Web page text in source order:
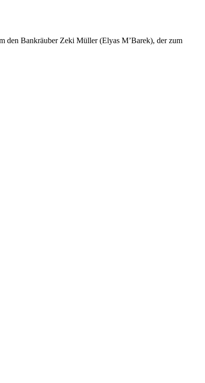
den Bankräuber Zeki Müller (Elyas M’Barek), der zum